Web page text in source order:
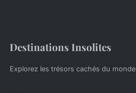
Destinations Insolites
Explorez les trésors cachés du monde